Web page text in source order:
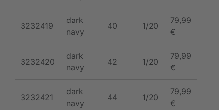
3232419
dark
navy
40 1/20
79,99
€
3232420
dark
navy
42 1/20
79,99
€
3232421
dark
navy
44 1/20
79,99
€